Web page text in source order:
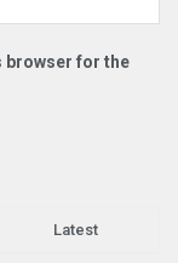
browser for the
Latest